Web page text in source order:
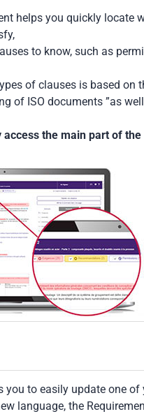
helps you quickly locate
to know, such as
of clauses is based on
of ISO documents ”as
the main part of
you to easily update one
language, the